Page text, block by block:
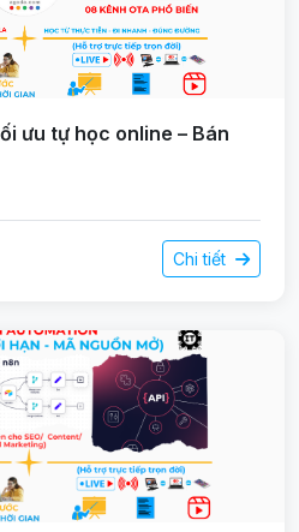
ưu tự học online – Bán
Chi tiết